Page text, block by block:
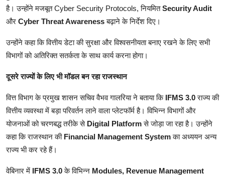
है। उन्होंने मजबूत Cyber Security Protocols, नियमितSecurity Audit
और Cyber Threat Awarenessबढ़ाने के निर्देश दिए।
उन्होंने कहा कि वित्तीय डेटा की सुरक्षा और विश्वसनीयता बनाए रखने के लिए सभी
विभागों को अतिरिक्त सतर्कता के साथ कार्य करना होगा।
दूसरे राज्यों के लिए भी मॉडल बन रहा राजस्थान
वित्त विभाग के प्रमुख शासन सचिव वैभव गालरिया ने बताया कि IFMS 3.0राज्य की
वित्तीय व्यवस्था में बड़ा परिवर्तन लाने वाला प्लेटफॉर्म है। विभिन्न विभागों और
योजनाओं को चरणबद्ध तरीके से Digital Platformसे जोड़ा जा रहा है। उन्होंने
कहा कि राजस्थान की Financial Management Systemका अध्ययन अन्य
राज्य भी कर रहे हैं।
वेबिनार में IFMS 3.0के विभिन्न Modules, Revenue Management